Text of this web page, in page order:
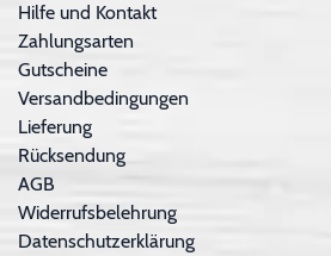
Hilfe und Kontakt
Zahlungsarten
Gutscheine
Versandbedingungen
Lieferung
Rücksendung
AGB
Widerrufsbelehrung
Datenschutzerklärung